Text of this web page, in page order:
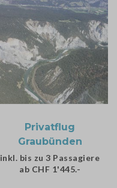
Privatflug
Graubünden
inkl. bis zu 3 Passagiere
ab CHF 1'445.-